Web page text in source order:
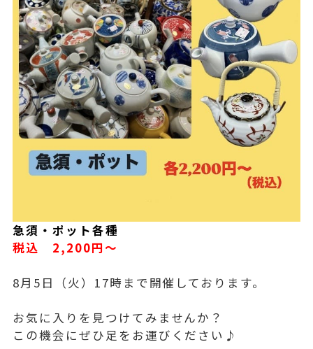
急須・ポット各種
税込 2,200円～
8月5日（火）17時まで開催しております。
お気に入りを見つけてみませんか？
この機会にぜひ足をお運びください♪